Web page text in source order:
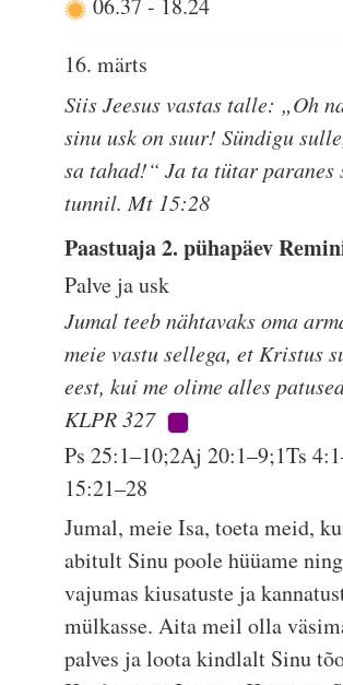
06.37- 18.24
16. märts
Siis Jeesus vastas talle: „Oh
sinu usk on suur! Sündigu
sa tahad!“ Ja ta tütar paranes
tunnil. Mt 15:28
Paastuaja 2. pühapäev
Palve ja usk
Jumal teeb nähtavaks oma
meie vastu sellega, et Kristus
eest, kui me olime alles
KLPR 327
Ps 25:1–10;2Aj 20:1–9;1Ts
15:21–28
Jumal, meie Isa, toeta meid,
abitult Sinu poole hüüame
vajumas kiusatuste ja
mülkasse. Aita meil olla
palves ja loota kindlalt Sinu